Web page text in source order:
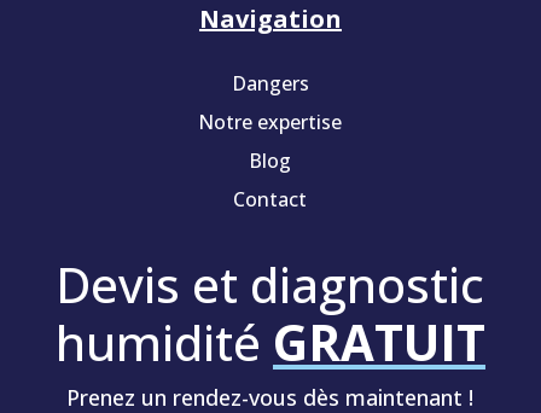
Navigation
Dangers
Notre expertise
Blog
Contact
Devis et diagnostic
humidité GRATUIT
Prenez un rendez-vous dès maintenant !